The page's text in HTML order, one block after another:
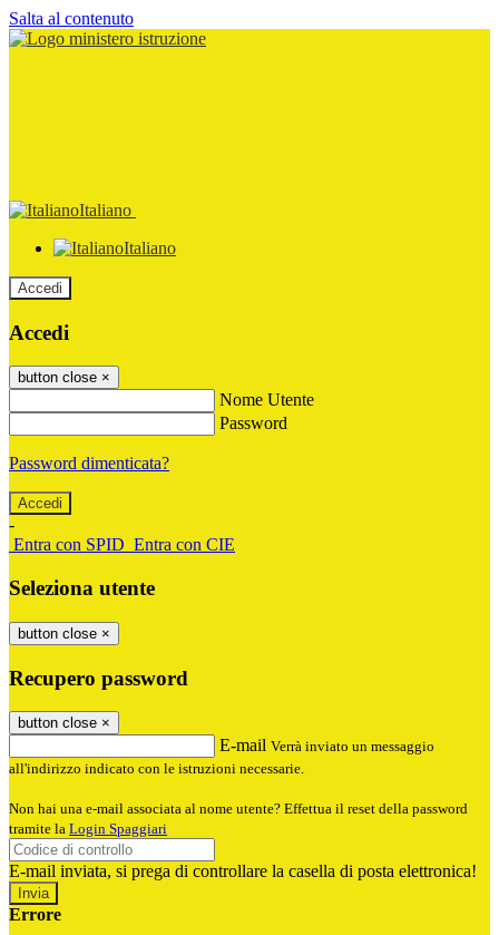
Salta al contenuto
Italiano
Italiano
Accedi
Accedi
button close ×
Nome Utente
Password
Password dimenticata?
-
Entra con SPID Entra con CIE
Seleziona utente
button close ×
Recupero password
button close ×
E-mail Verrà inviato un messaggio
all'indirizzo indicato con le istruzioni necessarie.
Non hai una e-mail associata al nome utente? Effettua il reset della password
tramite la Login Spaggiari
E-mail inviata, si prega di controllare la casella di posta elettronica!
Errore